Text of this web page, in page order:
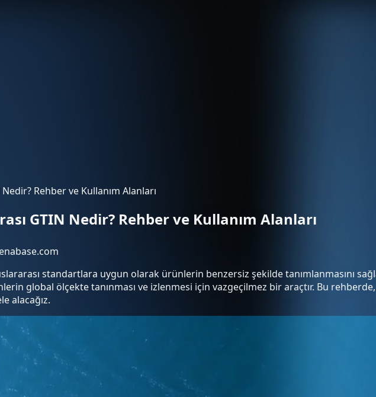
Rehber ve Kullanım Alanları
GTIN Nedir? Rehber ve Kullanım Alanları
standartlara uygun olarak ürünlerin benzersiz şekilde tanımlanmasını
global ölçekte tanınması ve izlenmesi için vazgeçilmez bir araçtır. Bu rehberde,
alacağız.